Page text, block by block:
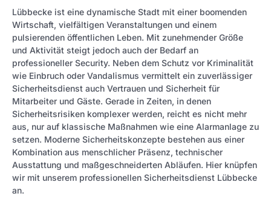
Lübbecke ist eine dynamische Stadt mit einer boomen­den
Wirtschaft, vielfältigen Veranstaltungen und einem
pulsierenden öffentlichen Leben. Mit zunehmender Größe
und Aktivität steigt jedoch auch der Bedarf an
professioneller Security. Neben dem Schutz vor Kriminalität
wie Einbruch oder Vandalismus vermittelt ein zuverlässiger
Sicherheitsdienst auch Vertrauen und Sicherheit für
Mitarbeiter und Gäste. Gerade in Zeiten, in denen
Sicherheitsrisiken komplexer werden, reicht es nicht mehr
aus, nur auf klassische Maßnahmen wie eine Alarmanlage zu
setzen. Moderne Sicherheitskonzepte bestehen aus einer
Kombination aus menschlicher Präsenz, technischer
Ausstattung und maßgeschneiderten Abläufen. Hier knüpfen
wir mit unserem professionellen Sicherheitsdienst Lübbecke
an.